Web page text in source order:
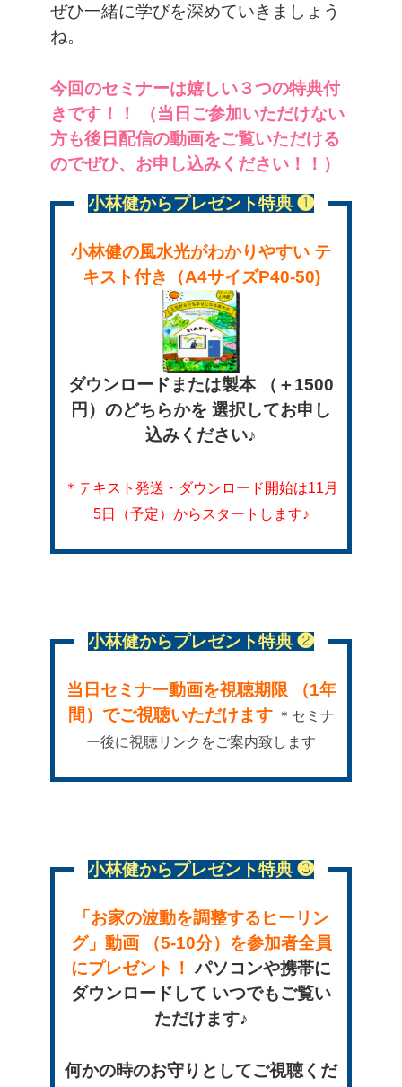
ぜひ一緒に学びを深めていきましょう
ね。
今回のセミナーは嬉しい３つの特典付
きです！！
（当日ご参加いただけない
方も後日配信の動画をご覧いただける
のでぜひ、お申し込みください！！）
小林健からプレゼント特典 ❶
小林健の風水光がわかりやすい テ
キスト付き（A4サイズP40-50)
ダウンロードまたは製本 （＋1500
円）のどちらかを 選択してお申し
込みください♪
＊テキスト発送・ダウンロード開始は11月
5日（予定）からスタートします♪
小林健からプレゼント特典 ❷
当日セミナー動画を視聴期限 （1年
間）でご視聴いただけます
＊セミナ
ー後に視聴リンクをご案内致します
小林健からプレゼント特典 ❸
「お家の波動を調整するヒーリン
グ」動画（5-10分）を参加者全員
にプレゼント！ パソコンや携帯に
ダウンロードして いつでもご覧い
ただけます♪
何かの時のお守りとしてご視聴くだ